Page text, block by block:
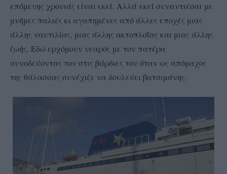
επόμενης χρονιάς είναι εκεί. Αλλά εκεί συναντιέσαι με
μνήμες παλιές κι αγαπημένες από άλλες εποχές μιας
άλλης ναυτιλίας, μιας άλλης ακτοπλοΐας και μιας άλλης
ζωής. Εδώ ερχόμουν νεαρός με τον πατέρα
συνοδεύοντας τον στις βάρδιες του όταν ως απόμαχος
της θάλασσας συνέχιζε να δουλεύει βατσιμάνης.